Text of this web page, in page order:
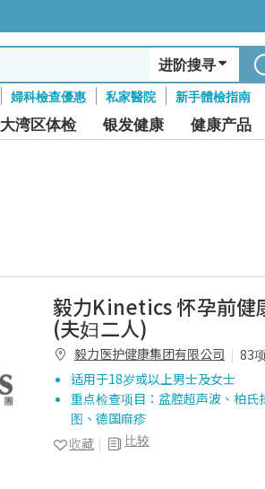
进阶搜寻
婦科檢查優惠 私家醫院 新手體檢指南
大湾区体检 银发健康 健康产品
毅力Kinetics 怀孕前健
(夫妇二人)
毅力医护健康集团有限公司
83
适用于18岁或以上男士及女士
重点检查项目：盆腔超声波、柏
图、德国麻疹
比较
收藏